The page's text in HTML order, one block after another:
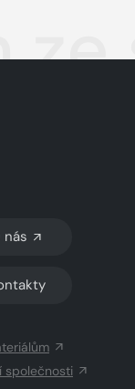
TMAVÝ REŽIM
nás
společnosti